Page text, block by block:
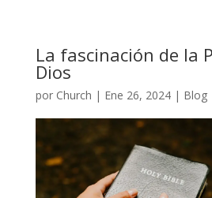
La fascinación de la
Dios
por Church | Ene 26, 2024| Blog